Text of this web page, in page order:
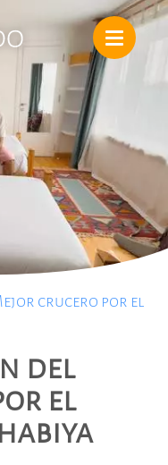
crucero por el
del
el